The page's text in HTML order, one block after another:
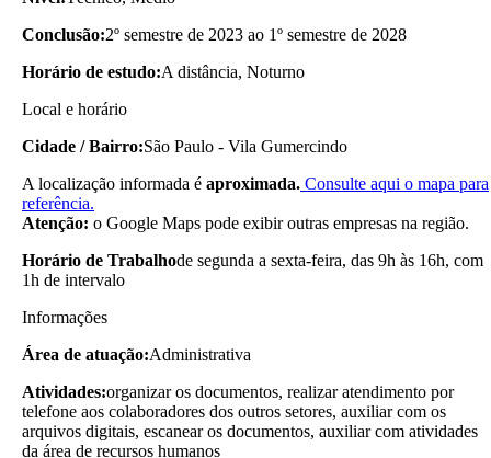
Conclusão:2º semestre de 2023 ao 1º semestre de 2028
Horário de estudo:A distância, Noturno
Local e horário
Cidade / Bairro:São Paulo - Vila Gumercindo
A localização informada é aproximada. Consulte aqui o mapa para
referência.
Atenção: o Google Maps pode exibir outras empresas na região.
Horário de Trabalhode segunda a sexta-feira, das 9h às 16h, com
1h de intervalo
Informações
Área de atuação:Administrativa
Atividades:organizar os documentos, realizar atendimento por
telefone aos colaboradores dos outros setores, auxiliar com os
arquivos digitais, escanear os documentos, auxiliar com atividades
da área de recursos humanos